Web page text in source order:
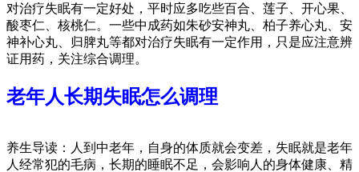
对治疗失眠有一定好处，平时应多吃些百合、莲子、开心果、
酸枣仁、核桃仁。一些中成药如朱砂安神丸、柏子养心丸、安
神补心丸、归脾丸等都对治疗失眠有一定作用，只是应注意辨
证用药，关注综合调理。
老年人长期失眠怎么调理
养生导读：人到中老年，自身的体质就会变差，失眠就是老年
人经常犯的毛病，长期的睡眠不足，会影响人的身体健康、精